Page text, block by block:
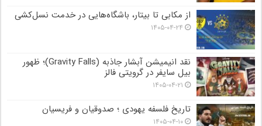
از مکابی تا بیتار، باشگاه‌هایی در خدمت نسل‌کشی
۱۴۰۵-۰۴-۲۴
نقد انیمیشن آبشار جاذبه (Gravity Falls)؛ ظهور
بیل سایفر در گرویتی فالز
۱۴۰۵-۰۴-۲۱
تاریخ فلسفه یهودی ؛ صدوقیان و فریسیان
۱۴۰۵-۰۴-۱۰